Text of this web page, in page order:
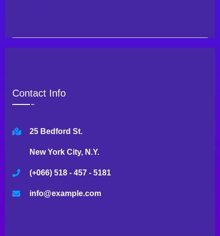
Contact Info
25 Bedford St.
New York City, N.Y.
(+066) 518 - 457 - 5181
info@example.com